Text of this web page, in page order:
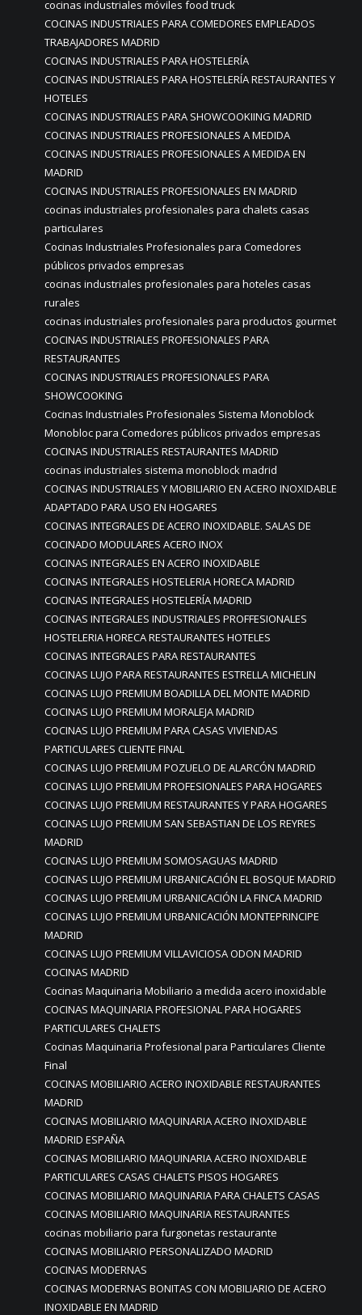
cocinas industriales móviles food truck
COCINAS INDUSTRIALES PARA COMEDORES EMPLEADOS
TRABAJADORES MADRID
COCINAS INDUSTRIALES PARA HOSTELERÍA
COCINAS INDUSTRIALES PARA HOSTELERÍA RESTAURANTES Y
HOTELES
COCINAS INDUSTRIALES PARA SHOWCOOKIING MADRID
COCINAS INDUSTRIALES PROFESIONALES A MEDIDA
COCINAS INDUSTRIALES PROFESIONALES A MEDIDA EN
MADRID
COCINAS INDUSTRIALES PROFESIONALES EN MADRID
cocinas industriales profesionales para chalets casas
particulares
Cocinas Industriales Profesionales para Comedores
públicos privados empresas
cocinas industriales profesionales para hoteles casas
rurales
cocinas industriales profesionales para productos gourmet
COCINAS INDUSTRIALES PROFESIONALES PARA
RESTAURANTES
COCINAS INDUSTRIALES PROFESIONALES PARA
SHOWCOOKING
Cocinas Industriales Profesionales Sistema Monoblock
Monobloc para Comedores públicos privados empresas
COCINAS INDUSTRIALES RESTAURANTES MADRID
cocinas industriales sistema monoblock madrid
COCINAS INDUSTRIALES Y MOBILIARIO EN ACERO INOXIDABLE
ADAPTADO PARA USO EN HOGARES
COCINAS INTEGRALES DE ACERO INOXIDABLE. SALAS DE
COCINADO MODULARES ACERO INOX
COCINAS INTEGRALES EN ACERO INOXIDABLE
COCINAS INTEGRALES HOSTELERIA HORECA MADRID
COCINAS INTEGRALES HOSTELERÍA MADRID
COCINAS INTEGRALES INDUSTRIALES PROFFESIONALES
HOSTELERIA HORECA RESTAURANTES HOTELES
COCINAS INTEGRALES PARA RESTAURANTES
COCINAS LUJO PARA RESTAURANTES ESTRELLA MICHELIN
COCINAS LUJO PREMIUM BOADILLA DEL MONTE MADRID
COCINAS LUJO PREMIUM MORALEJA MADRID
COCINAS LUJO PREMIUM PARA CASAS VIVIENDAS
PARTICULARES CLIENTE FINAL
COCINAS LUJO PREMIUM POZUELO DE ALARCÓN MADRID
COCINAS LUJO PREMIUM PROFESIONALES PARA HOGARES
COCINAS LUJO PREMIUM RESTAURANTES Y PARA HOGARES
COCINAS LUJO PREMIUM SAN SEBASTIAN DE LOS REYRES
MADRID
COCINAS LUJO PREMIUM SOMOSAGUAS MADRID
COCINAS LUJO PREMIUM URBANICACIÓN EL BOSQUE MADRID
COCINAS LUJO PREMIUM URBANICACIÓN LA FINCA MADRID
COCINAS LUJO PREMIUM URBANICACIÓN MONTEPRINCIPE
MADRID
COCINAS LUJO PREMIUM VILLAVICIOSA ODON MADRID
COCINAS MADRID
Cocinas Maquinaria Mobiliario a medida acero inoxidable
COCINAS MAQUINARIA PROFESIONAL PARA HOGARES
PARTICULARES CHALETS
Cocinas Maquinaria Profesional para Particulares Cliente
Final
COCINAS MOBILIARIO ACERO INOXIDABLE RESTAURANTES
MADRID
COCINAS MOBILIARIO MAQUINARIA ACERO INOXIDABLE
MADRID ESPAÑA
COCINAS MOBILIARIO MAQUINARIA ACERO INOXIDABLE
PARTICULARES CASAS CHALETS PISOS HOGARES
COCINAS MOBILIARIO MAQUINARIA PARA CHALETS CASAS
COCINAS MOBILIARIO MAQUINARIA RESTAURANTES
cocinas mobiliario para furgonetas restaurante
COCINAS MOBILIARIO PERSONALIZADO MADRID
COCINAS MODERNAS
COCINAS MODERNAS BONITAS CON MOBILIARIO DE ACERO
INOXIDABLE EN MADRID